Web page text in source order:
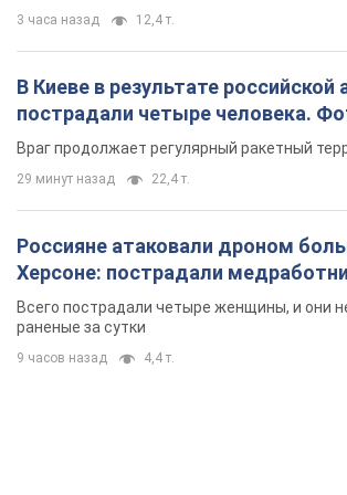
3 часа назад 12,4 т.
В Киеве в результате российской
пострадали четыре человека.
Враг продолжает регулярный ракетный
29 минут назад 22,4 т.
Россияне атаковали дроном
Херсоне: пострадали
Всего пострадали четыре женщины, и они
раненые за сутки
9 часов назад 4,4 т.